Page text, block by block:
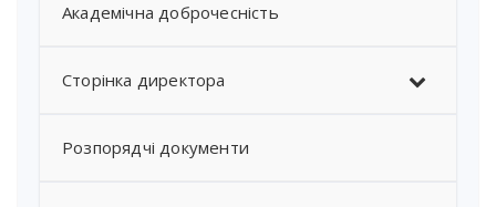
Академічна доброчесність
Сторінка директора
Розпорядчі документи